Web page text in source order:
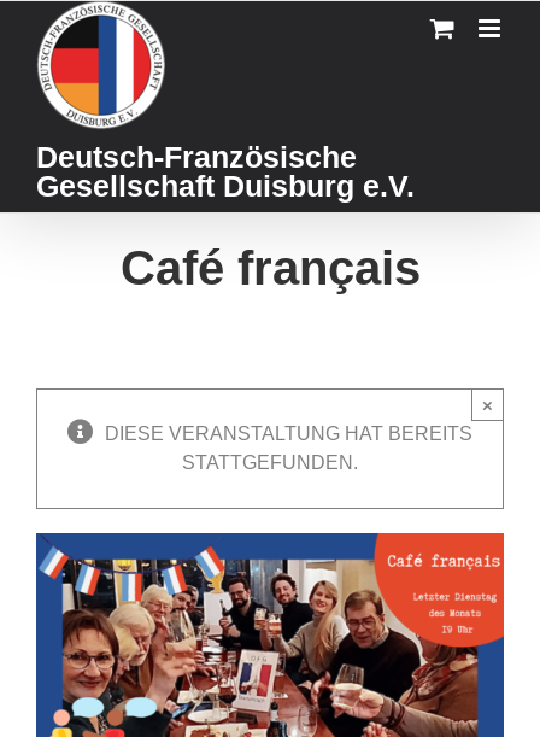
content
Deutsch-Französische
Gesellschaft Duisburg e.V.
Café français
DIESE VERANSTALTUNG HAT BEREITS
STATTGEFUNDEN.
×